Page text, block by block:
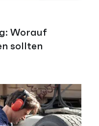
Worauf
sollten